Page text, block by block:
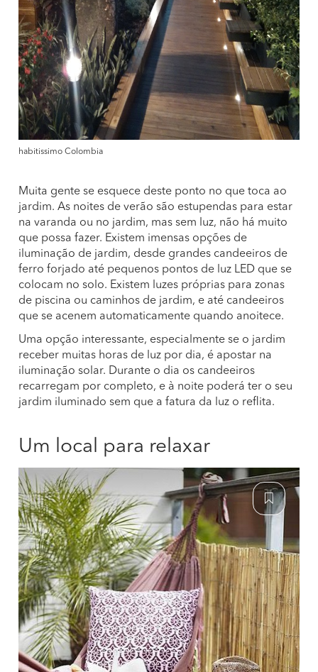
habitissimo Colombia
Muita gente se esquece deste ponto no que toca ao
jardim. As noites de verão são estupendas para estar
na varanda ou no jardim, mas sem luz, não há muito
que possa fazer. Existem imensas opções de
iluminação de jardim, desde grandes candeeiros de
ferro forjado até pequenos pontos de luz LED que se
colocam no solo. Existem luzes próprias para zonas
de piscina ou caminhos de jardim, e até candeeiros
que se acenem automaticamente quando anoitece.
Uma opção interessante, especialmente se o jardim
receber muitas horas de luz por dia, é apostar na
iluminação solar. Durante o dia os candeeiros
recarregam por completo, e à noite poderá ter o seu
jardim iluminado sem que a fatura da luz o reflita.
Um local para relaxar